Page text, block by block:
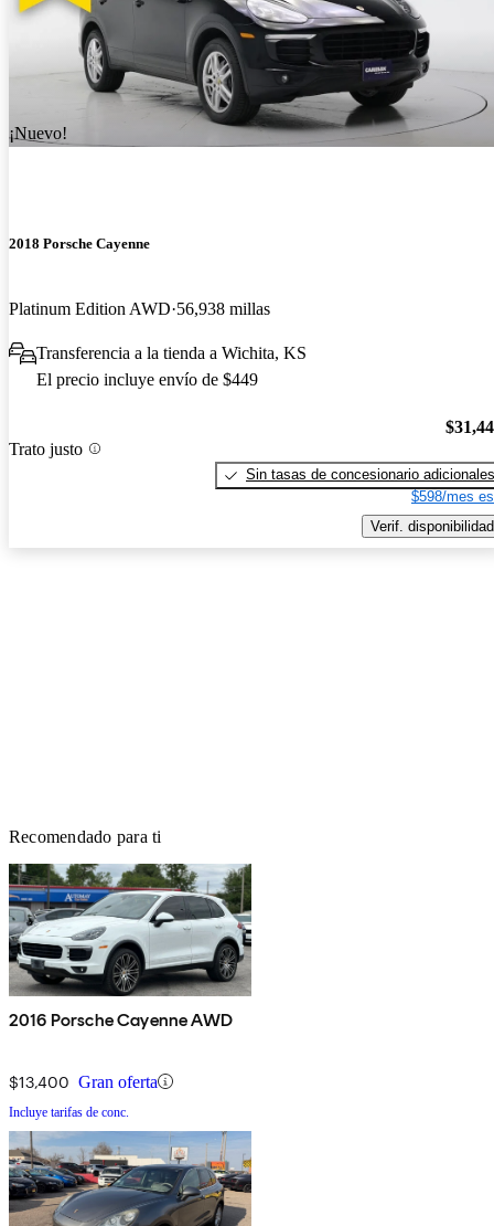
¡Nuevo!
2018 Porsche Cayenne
Platinum Edition AWD 56,938 millas
Transferencia a la tienda a Wichita, KS
El precio incluye envío de $449
Trato justo
Sin tasas de concesionario adicionales
$598/mes
Verif. disponibilidad
Recomendado para ti
2016 Porsche Cayenne AWD
$13,400 Gran oferta
Incluye tarifas de conc.